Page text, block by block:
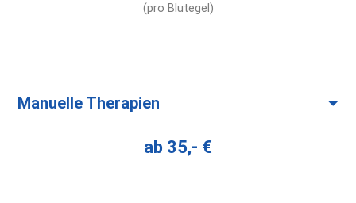
(pro Blutegel)
Manuelle Therapien
ab 35,- €